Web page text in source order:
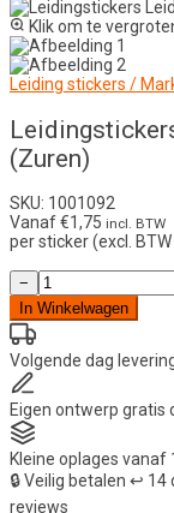
Klik om te
Leiding stickers /
(Zuren)
SKU: 1001092
Vanaf€1,75 incl. BTW
per sticker (excl. BTW
Leidingstickers
Leidingmarkering
Fosforzuur
(Zuren)
aantal
−
In Winkelwagen
Volgende dag
Eigen ontwerp gratis
Kleine oplages vanaf
🔒Veilig betalen ↩️ 14
reviews